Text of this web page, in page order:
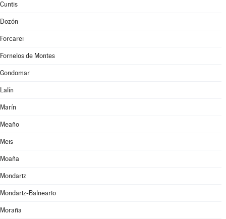
Cuntis
Dozón
Forcarei
Fornelos de Montes
Gondomar
Lalín
Marín
Meaño
Meis
Moaña
Mondariz
Mondariz-Balneario
Moraña